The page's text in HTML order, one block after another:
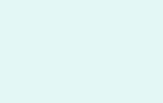
SAYFA